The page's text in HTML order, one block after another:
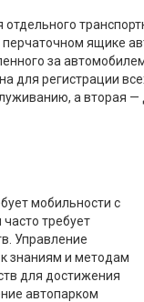
отдельного
перчаточном ящике
за
для регистрации
а вторая —
мобильности с
требует
Управление
знаниям и методам
для достижения
автопарком